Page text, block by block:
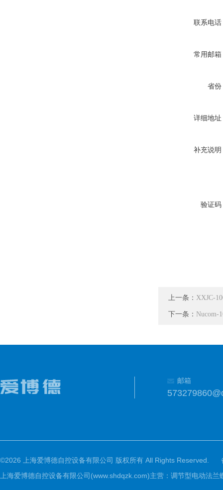
联系电话
常用邮箱
省份
详细地址
补充说明
验证码
上一条： XXJC-
下一条： Nucom-
邮箱
©2026 上海爱博德自控设备有限公司 版权所有 All Rights Reserved.
上海爱博德自控设备有限公司(www.shdqzk.com)主营：调节型电动法